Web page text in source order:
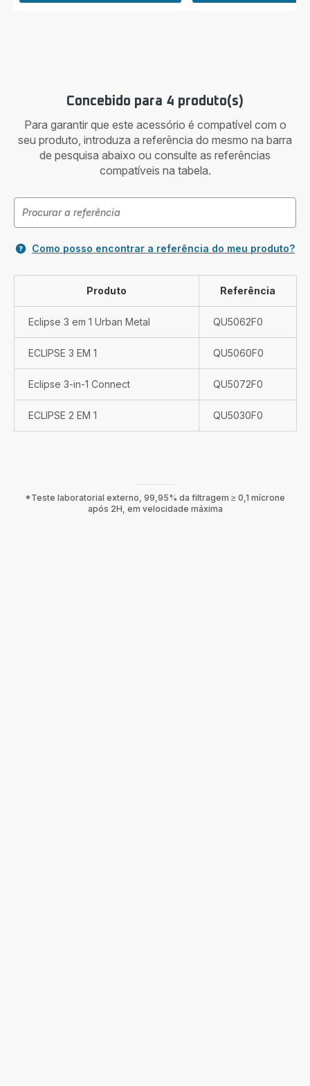
Concebido para 4 produto(s)
Para garantir que este acessório é compatível com o
seu produto, introduza a referência do mesmo na barra
de pesquisa abaixo ou consulte as referências
compatíveis na tabela.
Como posso encontrar a referência do meu produto?
Produto Referência
Eclipse 3 em 1 Urban Metal QU5062F0
ECLIPSE 3 EM 1 QU5060F0
Eclipse 3-in-1 Connect QU5072F0
ECLIPSE 2 EM 1 QU5030F0
*Teste laboratorial externo, 99,95% da filtragem ≥ 0,1 mícrone
após 2H, em velocidade máxima